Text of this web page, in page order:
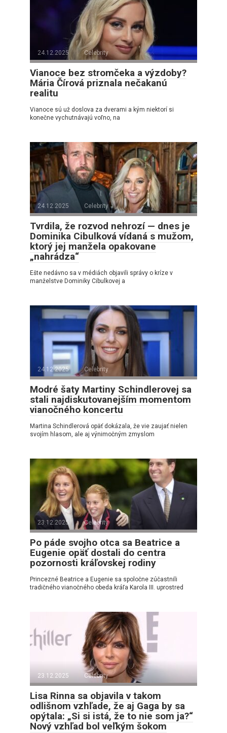
24.12.2025 Celebrity
Vianoce bez stromčeka a výzdoby?
Mária Čírová priznala nečakanú
realitu
Vianoce sú už doslova za dverami a kým niektorí si
konečne vychutnávajú voľno, na
24.12.2025 Celebrity
Tvrdila, že rozvod nehrozí — dnes je
Dominika Cibulková vídaná s mužom,
ktorý jej manžela opakovane
„nahrádza“
Ešte nedávno sa v médiách objavili správy o kríze v
manželstve Dominiky Cibulkovej a
24.12.2025 Celebrity
Modré šaty Martiny Schindlerovej sa
stali najdiskutovanejším momentom
vianočného koncertu
Martina Schindlerová opäť dokázala, že vie zaujať nielen
svojím hlasom, ale aj výnimočným zmyslom
23.12.2025 Celebrity
Po páde svojho otca sa Beatrice a
Eugenie opäť dostali do centra
pozornosti kráľovskej rodiny
Princezné Beatrice a Eugenie sa spoločne zúčastnili
tradičného vianočného obeda kráľa Karola III. uprostred
23.12.2025 Celebrity
Lisa Rinna sa objavila v takom
odlišnom vzhľade, že aj Gaga by sa
opýtala: „Si si istá, že to nie som ja?“
Nový vzhľad bol veľkým šokom